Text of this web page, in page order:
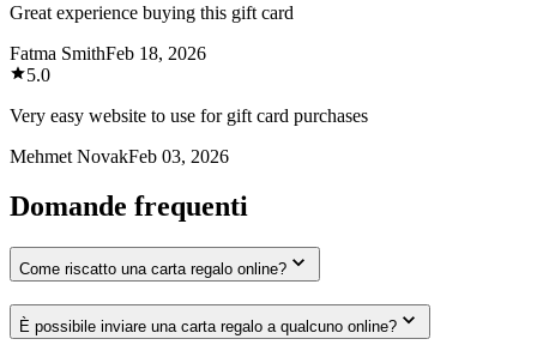
Great experience buying this gift card
Fatma SmithFeb 18, 2026
5.0
Very easy website to use for gift card purchases
Mehmet NovakFeb 03, 2026
Domande frequenti
Come riscatto una carta regalo online?
È possibile inviare una carta regalo a qualcuno online?